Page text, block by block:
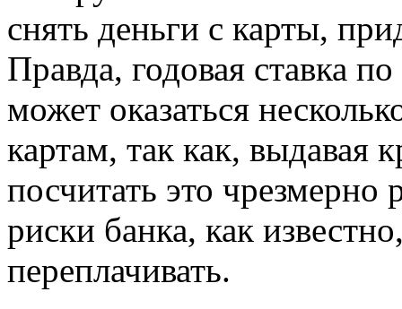
снять деньги с карты,
Правда, годовая ставка
может оказаться
картам, так как, выдавая
посчитать это чрезмерно
риски банка, как
переплачивать.